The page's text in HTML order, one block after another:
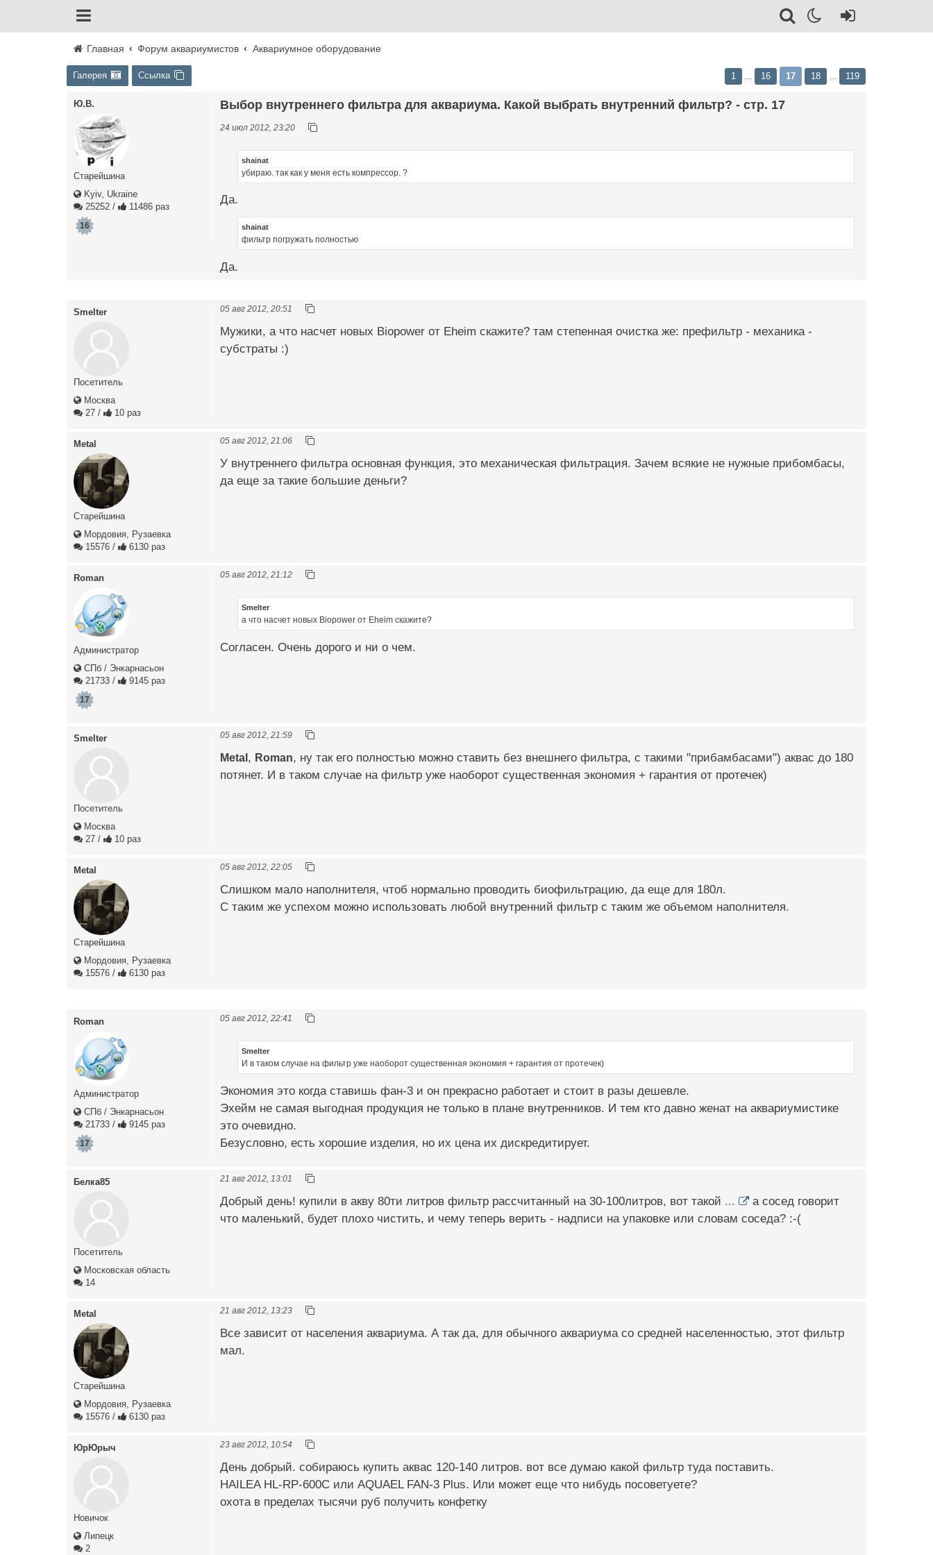
Главная Форум аквариумистов Аквариумное оборудование
Галерея Ссылка 1 16 17 18 119
Ю.В.
Старейшина
Kyiv, Ukraine
25252 / 11486 раз
16
Выбор внутреннего фильтра для аквариума. Какой выбрать внутренний фильтр? - стр. 17
24 июл 2012, 23:20
shainat
убираю. так как у меня есть компрессор. ?
Да.
shainat
фильтр погружать полностью
Да.
Smelter
Посетитель
Москва
27 / 10 раз
05 авг 2012, 20:51
Мужики, а что насчет новых Biopower от Eheim скажите? там степенная очистка же: префильтр - механика -
субстраты :)
Metal
Старейшина
Мордовия, Рузаевка
15576 / 6130 раз
05 авг 2012, 21:06
У внутреннего фильтра основная функция, это механическая фильтрация. Зачем всякие не нужные прибомбасы,
да еще за такие большие деньги?
Roman
Администратор
СПб / Энкарнасьон
21733 / 9145 раз
17
05 авг 2012, 21:12
Smelter
а что насчет новых Biopower от Eheim скажите?
Согласен. Очень дорого и ни о чем.
Smelter
Посетитель
Москва
27 / 10 раз
05 авг 2012, 21:59
Metal, Roman, ну так его полностью можно ставить без внешнего фильтра, с такими "прибамбасами") аквас до 180
потянет. И в таком случае на фильтр уже наоборот существенная экономия + гарантия от протечек)
Metal
Старейшина
Мордовия, Рузаевка
15576 / 6130 раз
05 авг 2012, 22:05
Слишком мало наполнителя, чтоб нормально проводить биофильтрацию, да еще для 180л.
С таким же успехом можно использовать любой внутренний фильтр с таким же объемом наполнителя.
Roman
Администратор
СПб / Энкарнасьон
21733 / 9145 раз
17
05 авг 2012, 22:41
Smelter
И в таком случае на фильтр уже наоборот существенная экономия + гарантия от протечек)
Экономия это когда ставишь фан-3 и он прекрасно работает и стоит в разы дешевле.
Эхейм не самая выгодная продукция не только в плане внутренников. И тем кто давно женат на аквариумистике
это очевидно.
Безусловно, есть хорошие изделия, но их цена их дискредитирует.
Белка85
Посетитель
Московская область
14
21 авг 2012, 13:01
Добрый день! купили в акву 80ти литров фильтр рассчитанный на 30-100литров, вот такой ...
а сосед говорит
что маленький, будет плохо чистить, и чему теперь верить - надписи на упаковке или словам соседа? :-(
Metal
Старейшина
Мордовия, Рузаевка
15576 / 6130 раз
21 авг 2012, 13:23
Все зависит от населения аквариума. А так да, для обычного аквариума со средней населенностью, этот фильтр
мал.
ЮрЮрыч
Новичок
Липецк
2
23 авг 2012, 10:54
День добрый. собираюсь купить аквас 120-140 литров. вот все думаю какой фильтр туда поставить.
HAILEA HL-RP-600C или AQUAEL FAN-3 Plus. Или может еще что нибудь посоветуете?
охота в пределах тысячи руб получить конфетку